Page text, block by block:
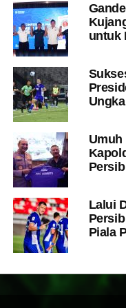
untuk
Lalui
Piala